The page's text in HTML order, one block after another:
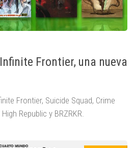
Frontier, una nueva
Frontier, Suicide Squad, Crime
Republic y BRZRKR.